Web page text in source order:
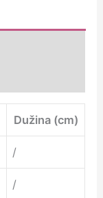
Dužina (cm)
/
/